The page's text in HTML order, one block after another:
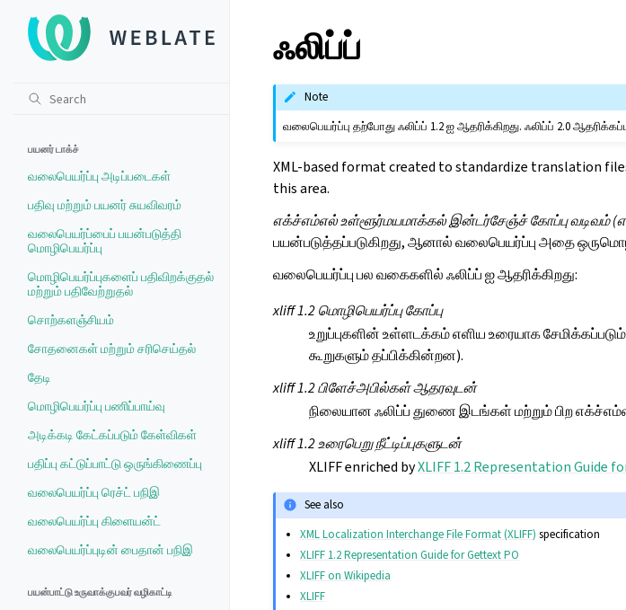
பயனர் டாக்ச்
வலைபெயர்ப்பு அடிப்படைகள்
பதிவு மற்றும் பயனர் சுயவிவரம்
வலைபெயர்ப்பைப் பயன்படுத்தி
மொழிபெயர்ப்பு
மொழிபெயர்ப்புகளைப் பதிவிறக்குதல்
மற்றும் பதிவேற்றுதல்
சொற்களஞ்சியம்
சோதனைகள் மற்றும் சரிசெய்தல்
தேடி
மொழிபெயர்ப்பு பணிப்பாய்வு
அடிக்கடி கேட்கப்படும் கேள்விகள்
பதிப்பு கட்டுப்பாட்டு ஒருங்கிணைப்பு
வலைபெயர்ப்பு ரெச்ட் பநிஇ
வலைபெயர்ப்பு கிளையன்ட்
வலைபெயர்ப்புடின் பைதான் பநிஇ
பயன்பாட்டு உருவாக்குபவர் வழிகாட்டி
ஃலிப்ப்
Note
வலைபெயர்ப்பு தற்போது ஃலிப்ப் 1.2 ஐ ஆதரிக்கிறது. ஃலிப்ப் 2.0
XML-based format created to standardize translation
this area.
எக்ச்எம்எல் உள்ளூர்மயமாக்கல் இன்டர்சேஞ்ச் கோப்பு வடிவம்
பயன்படுத்தப்படுகிறது, ஆனால் வலைபெயர்ப்பு அதை
வலைபெயர்ப்பு பல வகைகளில் ஃலிப்ப் ஐ ஆதரிக்கிறது:
xliff 1.2 மொழிபெயர்ப்பு கோப்பு
உறுப்புகளின் உள்ளடக்கம் எளிய உரையாக
கூறுகளும் தப்பிக்கின்றன).
xliff 1.2 பிளேச்அபில்கள் ஆதரவுடன்
நிலையான ஃலிப்ப் துணை இடங்கள் மற்றும் பிற
xliff 1.2 உரைபெறு நீட்டிப்புகளுடன்
XLIFF enriched byXLIFF 1.2 Representation Guide
See also
XML Localization Interchange File Format (XLIFF) specification
XLIFF 1.2 Representation Guide for Gettext PO
XLIFF on Wikipedia
XLIFF